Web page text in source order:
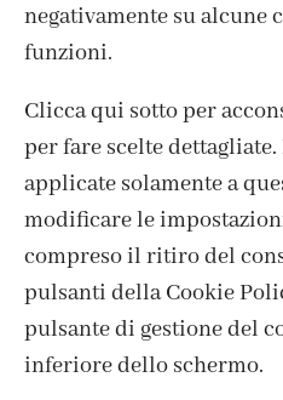
negativamente su alcune
funzioni.
Clicca qui sotto per
per fare scelte
applicate solamente a
modificare le
compreso il ritiro del
pulsanti della Cookie
pulsante di gestione del
inferiore dello schermo.
IL MIO
PRIVACY
TERMINI E